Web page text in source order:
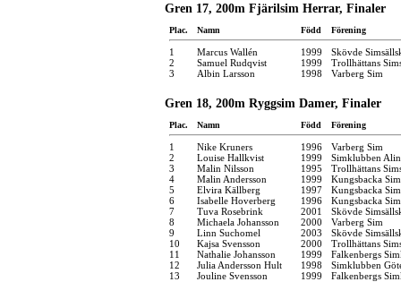
Gren 17, 200m Fjärilsim Herrar, Finaler
Plac. Namn Född Förening
1 Marcus Wallén 1999
Skövde
2
Samuel Rudqvist 1999
Trollhättans
3
Albin Larsson 1998 Varberg Sim
Gren 18, 200m Ryggsim Damer, Finaler
Plac. Namn Född Förening
1 Nike Kruners 1996
Varberg Sim
2
Louise Hallkvist 1999
Simklubben
3
Malin Nilsson 1995
Trollhättans
4
Malin Andersson 1999
Kungsbacka
5
Elvira Källberg 1997
Kungsbacka
6
Isabelle Hoverberg 1996
Kungsbacka
7
Tuva Rosebrink 2001
Skövde
8
Michaela Johansson 2000
Varberg Sim
9
Linn Suchomel 2003
Skövde
10
Kajsa Svensson 2000
Trollhättans
11
Nathalie Johansson 1999
Falkenbergs
12
Julia Andersson Hult 1998
Simklubben
13
Jouline Svensson 1999 Falkenbergs